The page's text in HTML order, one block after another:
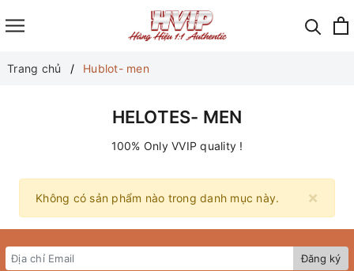
Trang chủ Hublot- men
HELOTES- MEN
100% Only VVIP quality !
×
Không có sản phẩm nào trong danh mục này.
Đăng ký